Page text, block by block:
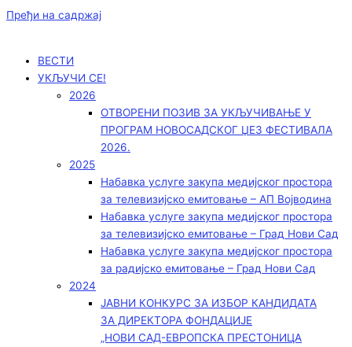
Пређи на садржај
ВЕСТИ
УКЉУЧИ СЕ!
2026
ОТВОРЕНИ ПОЗИВ ЗА УКЉУЧИВАЊЕ У
ПРОГРАМ НОВОСАДСКОГ ЏЕЗ ФЕСТИВАЛА
2026.
2025
Набавка услуге закупа медијског простора
за телевизијско емитовање – АП Војводинa
Набавка услуге закупа медијског простора
за телевизијско емитовање – Град Нови Сад
Набавка услуге закупа медијског простора
за радијско емитовање – Град Нови Сад
2024
ЈАВНИ КОНКУРС ЗА ИЗБОР КАНДИДАТА
ЗА ДИРЕКТОРА ФОНДАЦИЈЕ
„НОВИ САД-ЕВРОПСКА ПРЕСТОНИЦА